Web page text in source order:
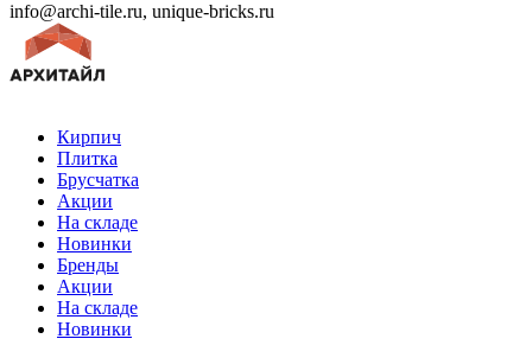
info@archi-tile.ru, unique-bricks.ru
Кирпич
Плитка
Брусчатка
Акции
На складе
Новинки
Бренды
Акции
На складе
Новинки